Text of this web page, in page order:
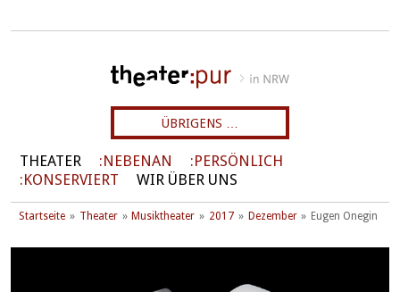
ÜBRIGENS …
THEATER NEBENAN
PERSÖNLICH
KONSERVIERT
WIR ÜBER UNS
Startseite Theater Musiktheater 2017 Dezember Eugen Onegin